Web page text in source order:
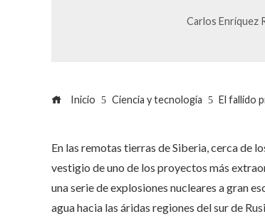
Carlos Enríquez
Inicio Ciencia y tecnología El fallido
En las remotas tierras de Siberia, cerca de
vestigio de uno de los proyectos más
una serie de explosiones nucleares a gran
agua hacia las áridas regiones del sur de